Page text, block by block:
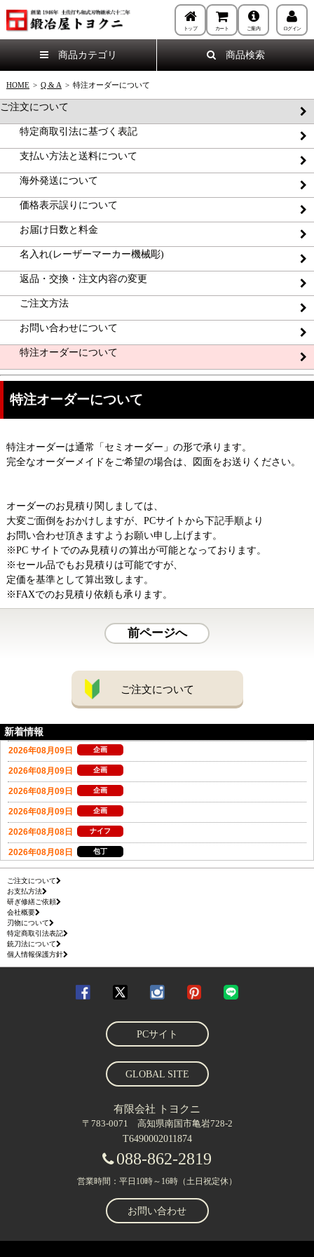
トップ カート ご案内 ログイン
商品カテゴリ 商品検索
HOME > Q & A > 特注オーダーについて
ご注文について
特定商取引法に基づく表記
支払い方法と送料について
海外発送について
価格表示誤りについて
お届け日数と料金
名入れ(レーザーマーカー機械彫)
返品・交換・注文内容の変更
ご注文方法
お問い合わせについて
特注オーダーについて
特注オーダーについて
特注オーダーは通常「セミオーダー」の形で承ります。
完全なオーダーメイドをご希望の場合は、図面をお送りください。
オーダーのお見積り関しましては、
大変ご面倒をおかけしますが、PCサイトから下記手順より
お問い合わせ頂きますようお願い申し上げます。
※PC サイトでのみ見積りの算出が可能となっております。
※セール品でもお見積りは可能ですが、
定価を基準として算出致します。
※FAXでのお見積り依頼も承ります。
前ページへ
ご注文について
新着情報
ご注文について
お支払方法
研ぎ修繕ご依頼
会社概要
刃物について
特定商取引法表記
銃刀法について
個人情報保護方針
PCサイト
GLOBAL SITE
有限会社 トヨクニ
〒783-0071 高知県南国市亀岩728-2
T6490002011874
088-862-2819
営業時間：平日10時～16時（土日祝定休）
お問い合わせ